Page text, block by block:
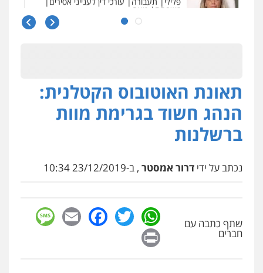
עו"ד עלי סעדי
ליווי וייצוג בחקירות
מצגר ושות', חברת עורכי דין
נדל"ן / עסקים משפחה תעבורה כלכלי
הוצאה לפועל
0545402829
פלילי משפחה אזרחי מסחרי
אברהם שהבזי – משרד עורכי דין
כלכלי
תאונת האוטובוס הקטלנית:
הנהג חשוד בגרימת מוות
ברשלנות
נכתב על ידי דרור אמסטר , ב-23/12/2019 10:34
שתף כתבה עם
חברים
WhatsApp
Twitter
Facebook
Email